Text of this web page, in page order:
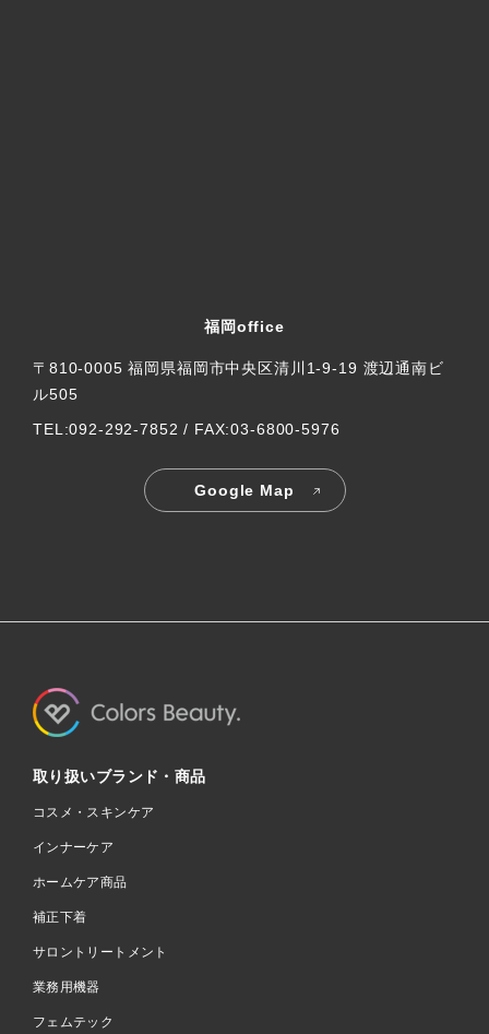
福岡office
〒810-0005 福岡県福岡市中央区清川1-9-19 渡辺通南ビ
ル505
TEL:092-292-7852 / FAX:03-6800-5976
Google Map
取り扱いブランド・商品
コスメ・スキンケア
インナーケア
ホームケア商品
補正下着
サロントリートメント
業務用機器
フェムテック